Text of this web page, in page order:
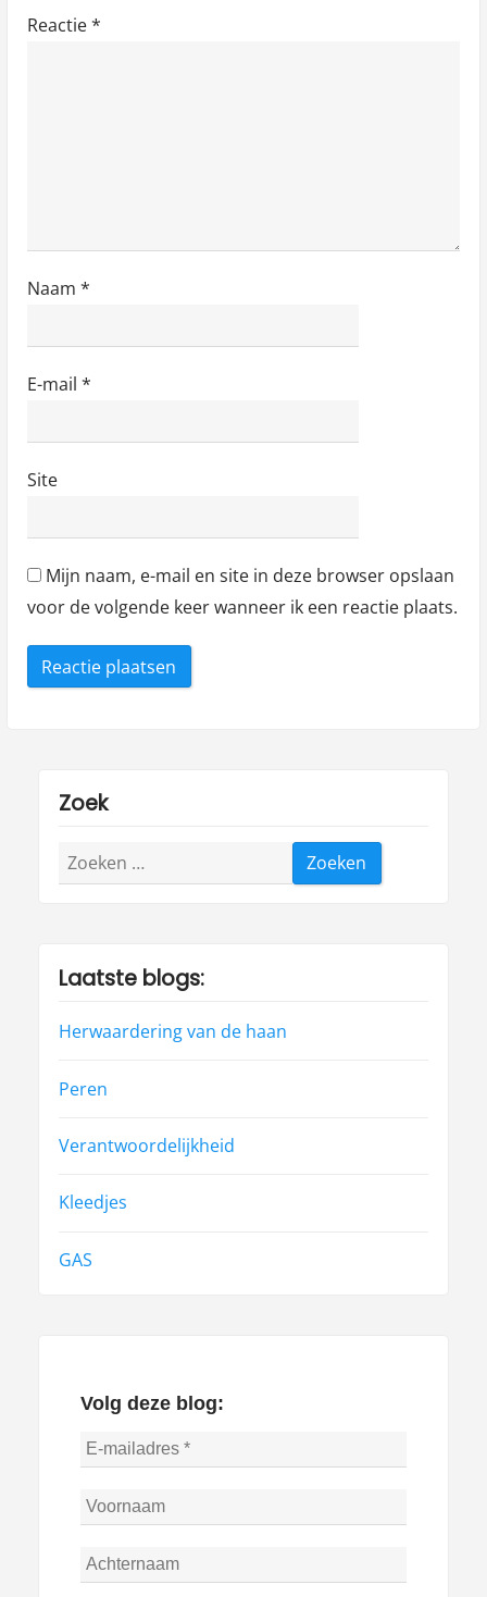
Reactie*
Naam *
E-mail *
Site
Mijn naam, e-mail en site in deze browser opslaan
voor de volgende keer wanneer ik een reactie plaats.
Zoek
Zoeken
naar:
Laatste blogs:
Herwaardering van de haan
Peren
Verantwoordelijkheid
Kleedjes
GAS
Volg deze blog: